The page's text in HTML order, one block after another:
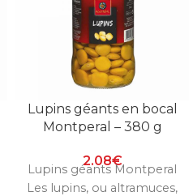
Lupins géants en bocal
Montperal – 380 g
2.08€
Lupins géants Montperal
Les lupins, ou altramuces,